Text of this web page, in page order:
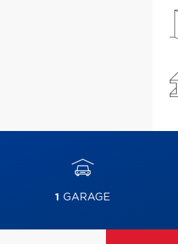
1 GARAGE